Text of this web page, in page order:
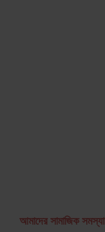
আমাদের সামাজিক সমস্যা